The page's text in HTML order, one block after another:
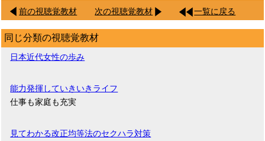
前の視聴覚教材 次の視聴覚教材 一覧に戻る
同じ分類の視聴覚教材
日本近代女性の歩み
能力発揮していきいきライフ
仕事も家庭も充実
見てわかる改正均等法のセクハラ対策